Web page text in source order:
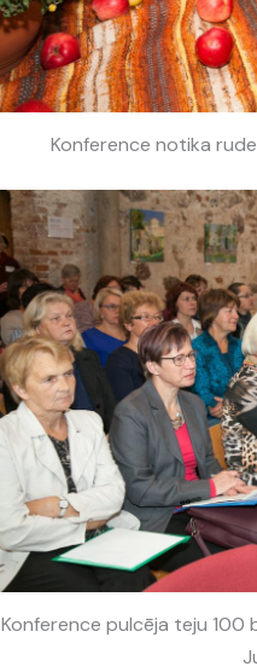
Konference notika
Konference pulcēja teju 100